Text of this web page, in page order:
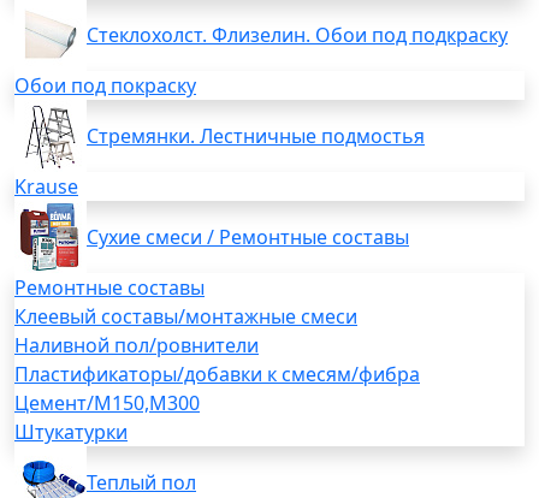
Стеклохолст. Флизелин. Обои под подкраску
Обои под покраску
Стремянки. Лестничные подмостья
Krause
Сухие смеси / Ремонтные составы
Ремонтные составы
Клеевый составы/монтажные смеси
Наливной пол/ровнители
Пластификаторы/добавки к смесям/фибра
Цемент/М150,М300
Штукатурки
Теплый пол